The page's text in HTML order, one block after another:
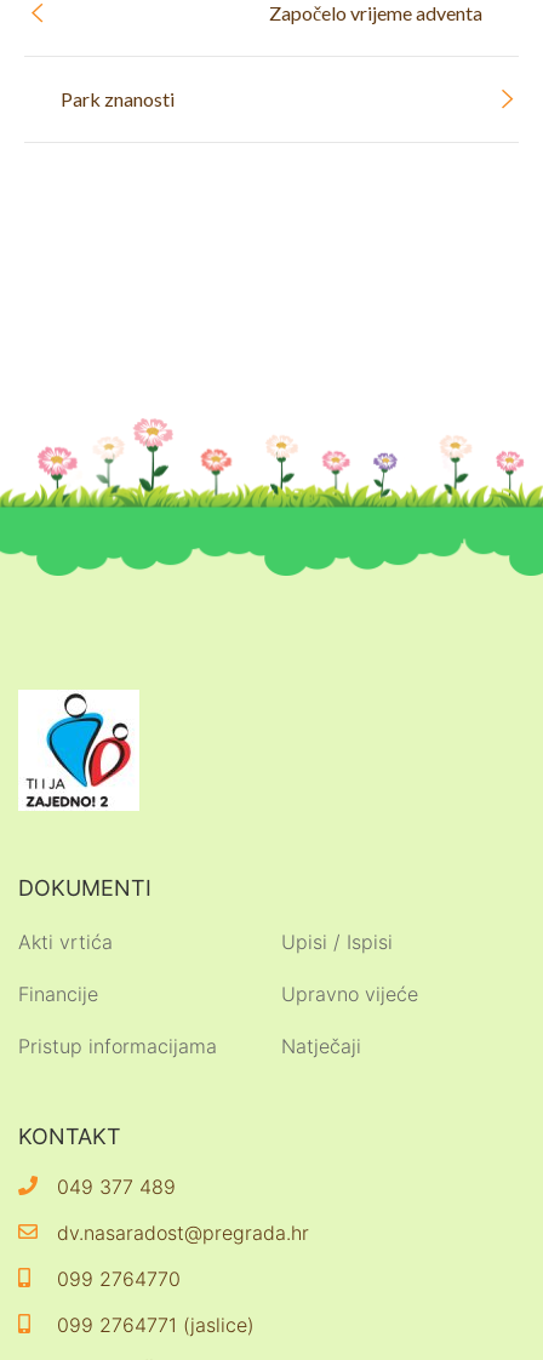
Park znanosti
Započelo vrijeme adventa
DOKUMENTI
Akti vrtića
Financije
Pristup informacijama
Upisi / Ispisi
Upravno vijeće
Natječaji
KONTAKT
049 377 489
dv.nasaradost@pregrada.hr
099 2764770
099 2764771 (jaslice)